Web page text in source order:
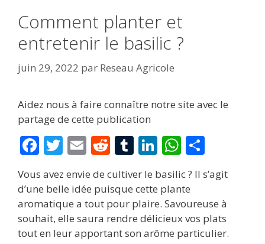
Comment planter et
entretenir le basilic ?
juin 29, 2022 par Reseau Agricole
Aidez nous à faire connaître notre site avec le
partage de cette publication
F
e
b
o
T
itt
er
E
m
ai
l
R
e
d
di
t
T
u
m
bl
r
Li
k
e
dI
W
h
at
s
A
ar
ta
g
er
Vous avez envie de cultiver le basilic ? Il s’agit
d’une belle idée puisque cette plante
aromatique a tout pour plaire. Savoureuse à
souhait, elle saura rendre délicieux vos plats
tout en leur apportant son arôme particulier.